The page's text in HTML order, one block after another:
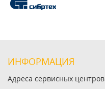
ИНФОРМАЦИЯ
Адреса сервисных центров